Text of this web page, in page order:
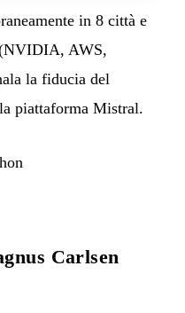
in 8 città e
AWS,
la fiducia del
piattaforma Mistral.
Carlsen